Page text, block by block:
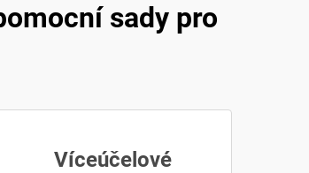
sady pro
Víceúčelové